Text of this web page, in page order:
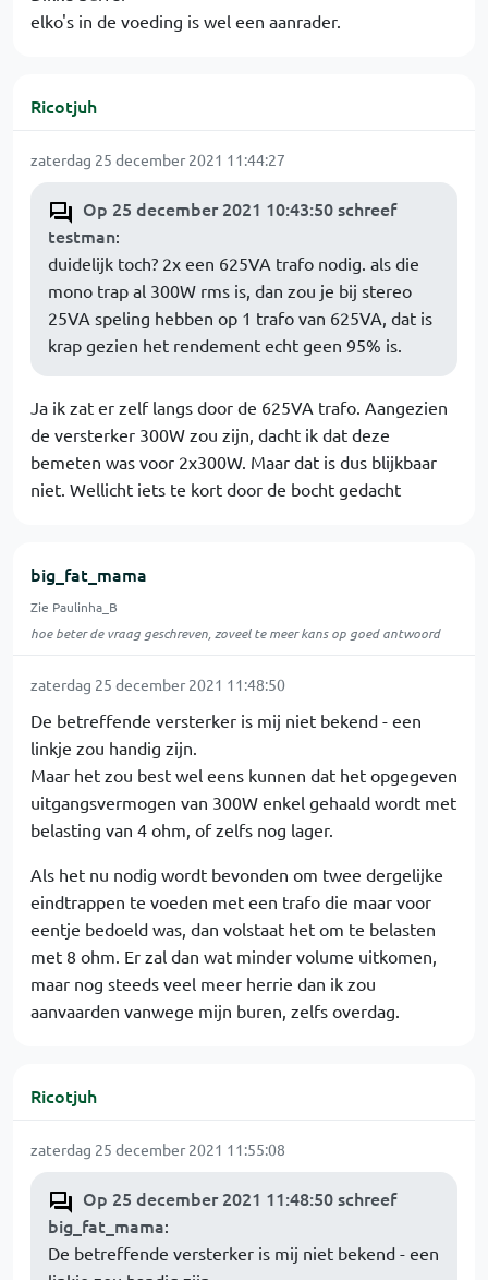
elko's in de voeding is wel een aanrader.
Ricotjuh
zaterdag 25 december 2021 11:44:27
Op 25 december 2021 10:43:50 schreef
testman:
duidelijk toch? 2x een 625VA trafo nodig. als die
mono trap al 300W rms is, dan zou je bij stereo
25VA speling hebben op 1 trafo van 625VA, dat is
krap gezien het rendement echt geen 95% is.
Ja ik zat er zelf langs door de 625VA trafo. Aangezien
de versterker 300W zou zijn, dacht ik dat deze
bemeten was voor 2x300W. Maar dat is dus blijkbaar
niet. Wellicht iets te kort door de bocht gedacht
big_fat_mama
Zie Paulinha_B
hoe beter de vraag geschreven, zoveel te meer kans op goed antwoord
zaterdag 25 december 2021 11:48:50
De betreffende versterker is mij niet bekend - een
linkje zou handig zijn.
Maar het zou best wel eens kunnen dat het opgegeven
uitgangsvermogen van 300W enkel gehaald wordt met
belasting van 4 ohm, of zelfs nog lager.
Als het nu nodig wordt bevonden om twee dergelijke
eindtrappen te voeden met een trafo die maar voor
eentje bedoeld was, dan volstaat het om te belasten
met 8 ohm. Er zal dan wat minder volume uitkomen,
maar nog steeds veel meer herrie dan ik zou
aanvaarden vanwege mijn buren, zelfs overdag.
Ricotjuh
zaterdag 25 december 2021 11:55:08
Op 25 december 2021 11:48:50 schreef
big_fat_mama:
De betreffende versterker is mij niet bekend - een